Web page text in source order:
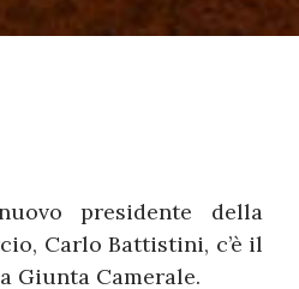
presidente della
Carlo Battistini, c’è il
Giunta Camerale.